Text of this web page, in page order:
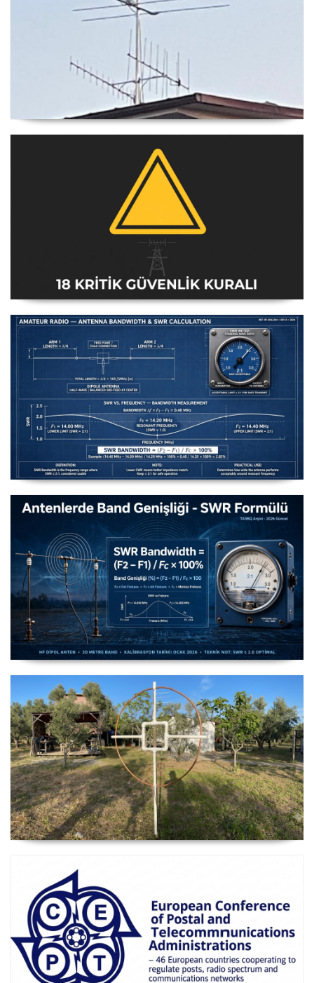
Yagi Anten Yönü Nasıl Belirlenir
Amatör Telsiz İstasyonları Güvenlik Talimatı [18 Kritik
Uzuntel’den Yagi’ye [Longwire’den Yagi-Uda’ya Anten
Antenlerde Band Genişliği SWR Hesaplama Formülü -
Manyetik Lup Anten (Magnetic Loop Antenna)